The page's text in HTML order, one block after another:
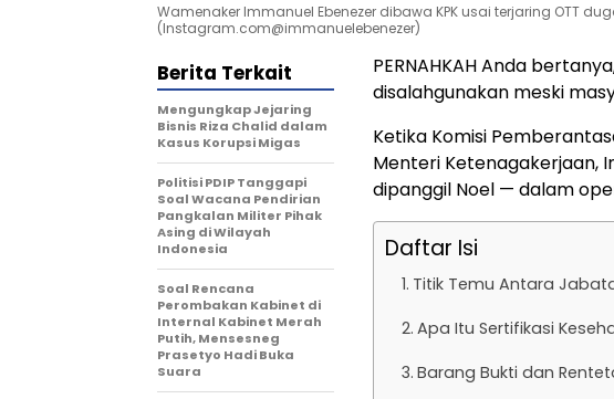
Wamenaker Immanuel Ebenezer dibawa KPK usai terjaring OTT
(Instagram.com@immanuelebenezer)
PERNAHKAH Anda
disalahgunakan meski
Ketika Komisi
Menteri Ketenagakerjaan,
dipanggil Noel — dalam
Daftar Isi
Titik Temu Antara
Apa Itu Sertifikasi
Barang Bukti dan
Berita Terkait
Mengungkap Jejaring
Bisnis Riza Chalid dalam
Kasus Korupsi Migas
Politisi PDIP Tanggapi
Soal Wacana Pendirian
Pangkalan Militer Pihak
Asing di Wilayah
Indonesia
Soal Rencana
Perombakan Kabinet di
Internal Kabinet Merah
Putih, Mensesneg
Prasetyo Hadi Buka
Suara